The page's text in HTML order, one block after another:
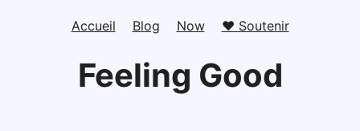
Accueil Blog Now ❤️ Soutenir
Feeling Good